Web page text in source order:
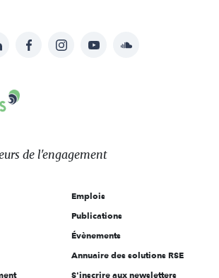
FacebookInstagramYouTubeSoundcloud
de l'engagement
Emplois
Publications
Évènements
Annuaire des solutions RSE
S'inscrire aux newsletters